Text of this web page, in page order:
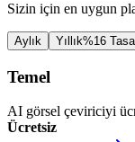
Sizin için en uygun
Aylık Yıllık%16
Temel
AI görsel çeviriciyi
Ücretsiz